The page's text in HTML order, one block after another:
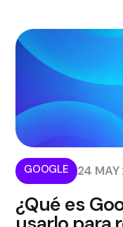
GOOGLE 24
¿Qué es